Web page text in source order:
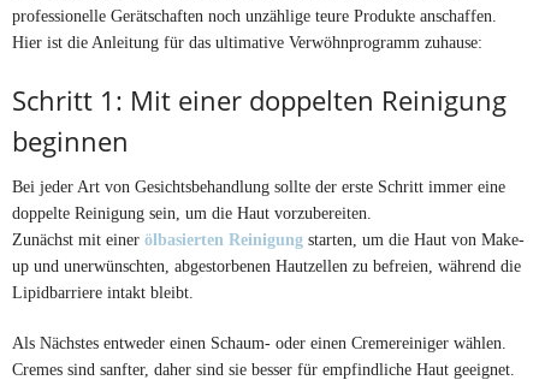
professionelle Gerätschaften noch unzählige teure Produkte anschaffen.
Hier ist die Anleitung für das ultimative Verwöhnprogramm zuhause:
Schritt 1: Mit einer doppelten Reinigung
beginnen
Bei jeder Art von Gesichtsbehandlung sollte der erste Schritt immer eine
doppelte Reinigung sein, um die Haut vorzubereiten.
Zunächst mit einer ölbasierten Reinigung starten, um die Haut von Make-
up und unerwünschten, abgestorbenen Hautzellen zu befreien, während die
Lipidbarriere intakt bleibt.
Als Nächstes entweder einen Schaum- oder einen Cremereiniger wählen.
Cremes sind sanfter, daher sind sie besser für empfindliche Haut geeignet.